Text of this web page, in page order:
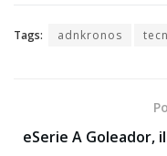
Tags: adnkronos
eSerie A Goleador,